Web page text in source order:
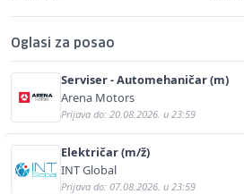
Oglasi za posao
Serviser - Automehaničar (m)
Arena Motors
Prijava do: 20.08.2026. u 23:59
Električar (m/ž)
INT Global
Prijava do: 07.08.2026. u 23:59